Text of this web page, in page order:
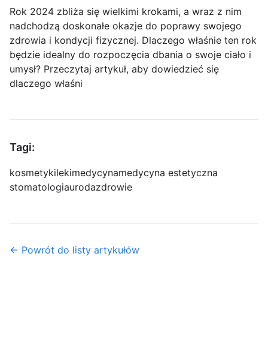
Rok 2024 zbliża się wielkimi krokami, a wraz z nim
nadchodzą doskonałe okazje do poprawy swojego
zdrowia i kondycji fizycznej. Dlaczego właśnie ten rok
będzie idealny do rozpoczęcia dbania o swoje ciało i
umysł? Przeczytaj artykuł, aby dowiedzieć się
dlaczego właśni
Tagi:
kosmetykilekimedycynamedycyna estetyczna
stomatologiaurodazdrowie
← Powrót do listy artykułów